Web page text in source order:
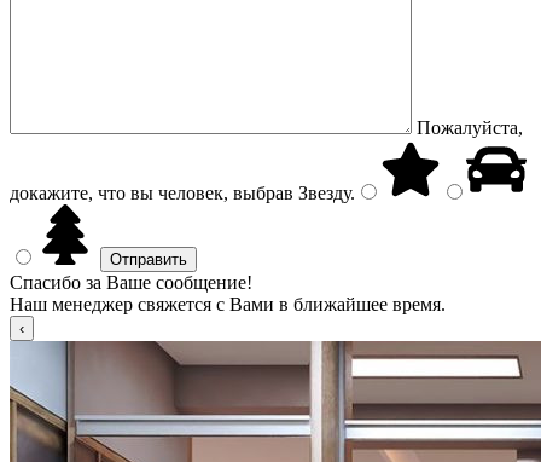
Пожалуйста,
докажите, что вы человек, выбрав Звезду.
Спасибо за Ваше сообщение!
Наш менеджер свяжется с Вами в ближайшее время.